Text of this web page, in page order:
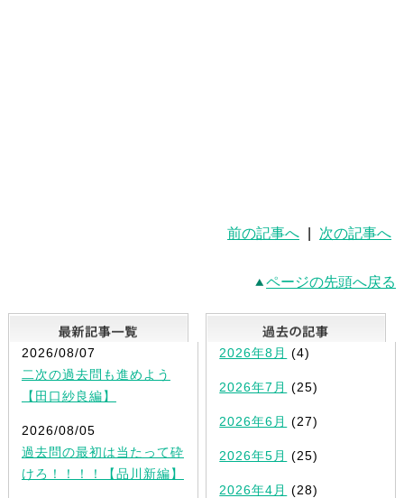
前の記事へ 次の記事へ
ページの先頭へ戻る
最新記事一覧
2026/08/07
二次の過去問も進めよう
【田口紗良編】
2026/08/05
過去問の最初は当たって砕
けろ！！！！【品川新編】
2026年8月 (4)
2026年7月 (25)
2026年6月 (27)
2026年5月 (25)
2026年4月 (28)